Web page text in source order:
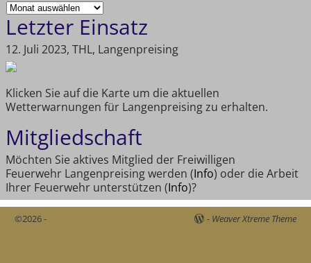
Letzter Einsatz
12. Juli 2023, THL, Langenpreising
Klicken Sie auf die Karte um die aktuellen
Wetterwarnungen für Langenpreising zu erhalten.
Mitgliedschaft
Möchten Sie aktives Mitglied der Freiwilligen
Feuerwehr Langenpreising werden (Info) oder die Arbeit
Ihrer Feuerwehr unterstützen (Info)?
©2026 - - Weaver Xtreme Theme